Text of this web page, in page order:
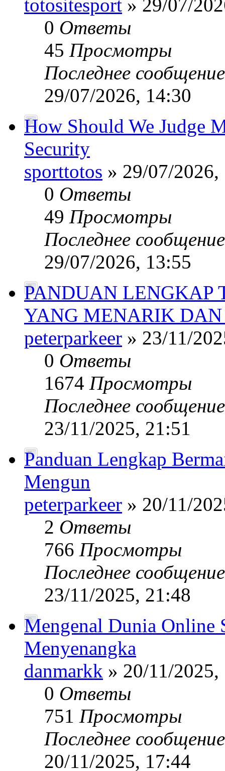
totositesport » 29/07/
0 Ответы
45 Просмотры
Последнее
29/07/2026, 14:30
How Should We Judge
Security
sporttotos » 29/07/2026,
0 Ответы
49 Просмотры
Последнее
29/07/2026, 13:55
PANDUAN LENGKAP
YANG MENARIK
peterparkeer » 23/11/
0 Ответы
1674 Просмотры
Последнее
23/11/2025, 21:51
Panduan Lengkap
Mengun
peterparkeer » 20/11/
2 Ответы
766 Просмотры
Последнее
23/11/2025, 21:48
Mengenal Dunia
Menyenangka
danmarkk » 20/11/2025,
0 Ответы
751 Просмотры
Последнее
20/11/2025, 17:44